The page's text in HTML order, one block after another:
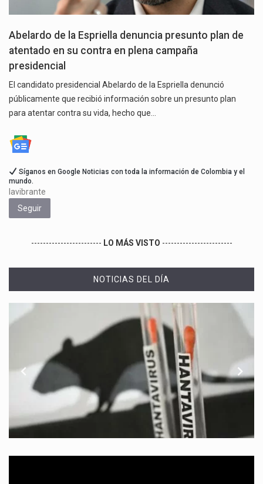
Abelardo de la Espriella denuncia presunto plan de
atentado en su contra en plena campaña
presidencial
El candidato presidencial Abelardo de la Espriella denunció
públicamente que recibió información sobre un presunto plan
para atentar contra su vida, hecho que…
Síganos en Google Noticias con toda la información de Colombia y el
mundo.
lavibrante
Seguir
------------------------ LO MÁS VISTO ------------------------
NOTICIAS DEL DÍA